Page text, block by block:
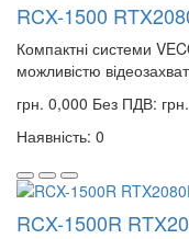
RCX-1500
Компактні системи
можливістю
грн. 0,000 Без ПДВ:
Наявність: 0
RCX-1500R